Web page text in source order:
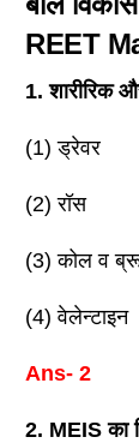
REET
1. शारीरिक
(1) ड्रेवर
(2) रॉस
(3) कोल व
(4) वेलेन्टाइन
Ans- 2
2. MEIS का